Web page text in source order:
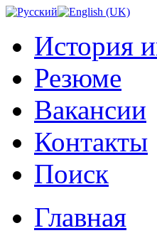
История
Резюме
Вакансии
Контакты
Поиск
Главная